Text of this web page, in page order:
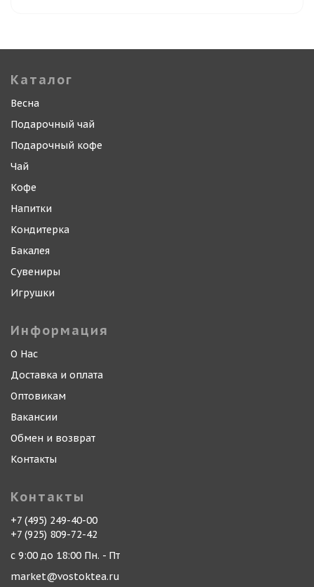
Каталог
Весна
Подарочный чай
Подарочный кофе
Чай
Кофе
Напитки
Кондитерка
Бакалея
Сувениры
Игрушки
Информация
О Нас
Доставка и оплата
Оптовикам
Вакансии
Обмен и возврат
Контакты
Контакты
+7 (495) 249-40-00
+7 (925) 809-72-42
с 9:00 до 18:00 Пн. - Пт
market@vostoktea.ru